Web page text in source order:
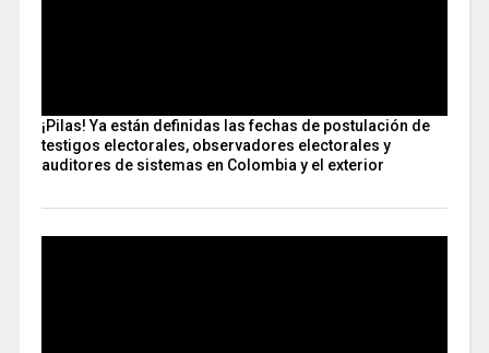
¡Pilas! Ya están definidas las fechas de postulación de
testigos electorales, observadores electorales y
auditores de sistemas en Colombia y el exterior